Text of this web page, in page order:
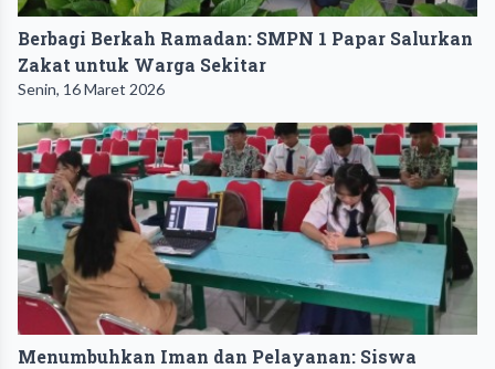
Berbagi Berkah Ramadan: SMPN 1 Papar Salurkan
Zakat untuk Warga Sekitar
Senin, 16 Maret 2026
Menumbuhkan Iman dan Pelayanan: Siswa